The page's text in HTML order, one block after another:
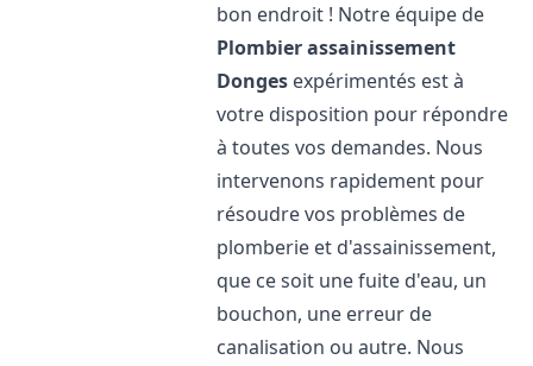
bon endroit ! Notre équipe de
Plombier assainissement
Donges expérimentés est à
votre disposition pour répondre
à toutes vos demandes. Nous
intervenons rapidement pour
résoudre vos problèmes de
plomberie et d'assainissement,
que ce soit une fuite d'eau, un
bouchon, une erreur de
canalisation ou autre. Nous